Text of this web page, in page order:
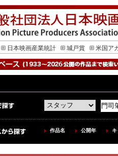
日本映画産業統計 城戸賞 米国ア
作品名 公開年